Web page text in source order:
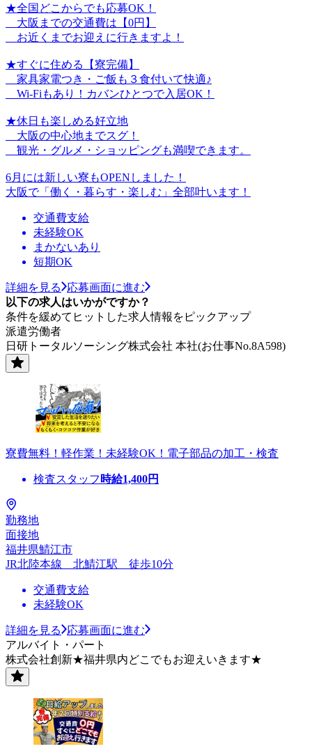
★全国どこからでも応募OK！
大阪までの交通費は【0円】
お近くまでお迎えに行きますよ！
★すぐに住める【寮完備】
家具家電つき・ご飯も３食付いて快適♪
Wi-Fiもあり！カバンひとつで入居OK！
★休日も楽しめる好立地
大阪の中心地までスグ！
観光・グルメ・ショッピングも満喫できます。
6月には新しい寮もOPENしました！
大阪で「働く・暮らす・楽しむ」全部叶います！
交通費支給
未経験OK
まかないあり
短期OK
詳細を見る
応募画面に進む
以下の求人はいかがですか？
条件を緩めてヒットした求人情報をピックアップ
派遣労働者
日研トータルソーシング株式会社 本社(お仕事No.8A598)
寮費無料！軽作業！未経験OK！電子部品の加工・検査
検査スタッフ 時給1,400円
勤務地
面接地
福井県鯖江市
JR北陸本線 北鯖江駅 徒歩10分
交通費支給
未経験OK
詳細を見る
応募画面に進む
アルバイト・パート
株式会社創新★福井県内どこでもお迎えいきます★